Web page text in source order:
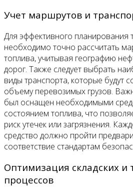
Учет маршрутов и
Для эффективного планирования
необходимо точно рассчитать
топлива, учитывая географию
дорог. Также следует выбрать
виды транспорта, которые будут
объему перевозимых грузов.
был оснащен необходимыми
состоянием топлива, что
риск утечек или загрязнения.
средство должно пройти
соответствие стандартам
Оптимизация складских и
процессов